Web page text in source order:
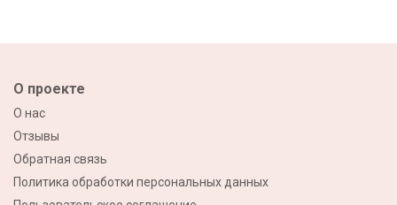
О проекте
О нас
Отзывы
Обратная связь
Политика обработки персональных данных